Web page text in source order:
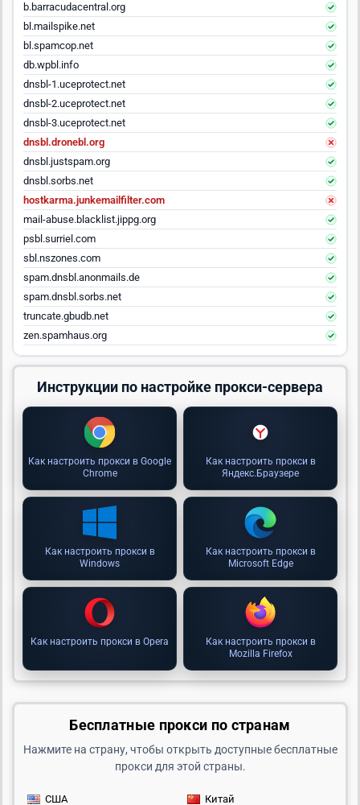
b.barracudacentral.org
bl.mailspike.net
bl.spamcop.net
db.wpbl.info
dnsbl-1.uceprotect.net
dnsbl-2.uceprotect.net
dnsbl-3.uceprotect.net
dnsbl.dronebl.org
dnsbl.justspam.org
dnsbl.sorbs.net
hostkarma.junkemailfilter.com
mail-abuse.blacklist.jippg.org
psbl.surriel.com
sbl.nszones.com
spam.dnsbl.anonmails.de
spam.dnsbl.sorbs.net
truncate.gbudb.net
zen.spamhaus.org
Инструкции по настройке прокси-сервера
Как настроить прокси в Google
Chrome
Как настроить прокси в
Яндекс.Браузере
Как настроить прокси в
Windows
Как настроить прокси в
Microsoft Edge
Как настроить прокси в Opera
Как настроить прокси в
Mozilla Firefox
Бесплатные прокси по странам
Нажмите на страну, чтобы открыть доступные бесплатные
прокси для этой страны.
США Китай